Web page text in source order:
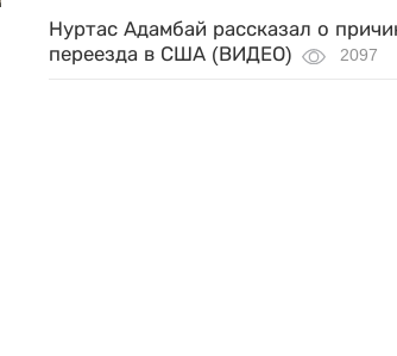
Нуртас Адамбай рассказал о
переезда в США (ВИДЕО)
2097